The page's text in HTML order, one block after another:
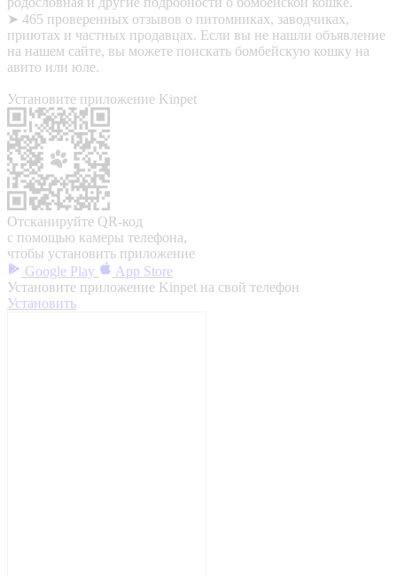
➤ 465 проверенных отзывов о питомниках, заводчиках,
приютах и частных продавцах. Если вы не нашли объявление
на нашем сайте, вы можете поискать бомбейскую кошку на
авито или юле.
Установите приложение Kinpet
Отсканируйте QR-код
с помощью камеры телефона,
чтобы установить приложение
Google Play
App Store
Установите приложение Kinpet на свой телефон
Установить